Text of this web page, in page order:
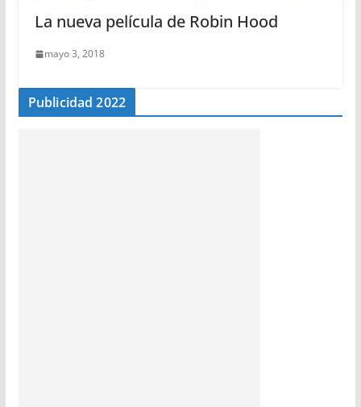
La nueva película de Robin Hood
mayo 3, 2018
Publicidad 2022